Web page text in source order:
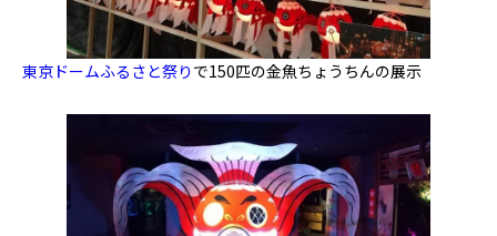
東京ドームふるさと祭り で150匹の金魚ちょうちんの展示